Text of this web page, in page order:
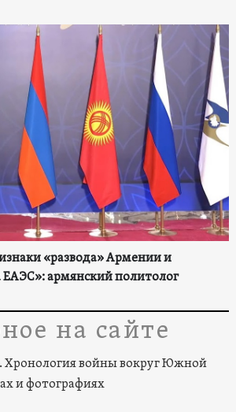
«развода» Армении и
ЕАЭС»: армянский политолог
на сайте
Хронология войны вокруг Южной
и фотографиях